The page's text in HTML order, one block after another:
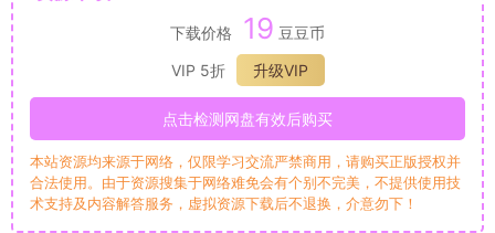
下载价格 19 豆豆币
VIP 5折
升级VIP
点击检测网盘有效后购买
本站资源均来源于网络，仅限学习交流严禁商用，请购买正版授权并
合法使用。由于资源搜集于网络难免会有个别不完美，不提供使用技
术支持及内容解答服务，虚拟资源下载后不退换，介意勿下！